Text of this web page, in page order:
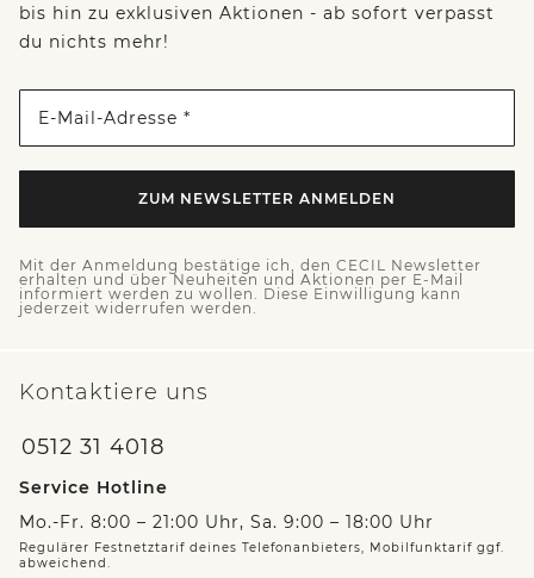
bis hin zu exklusiven Aktionen - ab sofort verpasst
du nichts mehr!
E-Mail-Adresse *
ZUM NEWSLETTER ANMELDEN
Mit der Anmeldung bestätige ich, den CECIL Newsletter
erhalten und über Neuheiten und Aktionen per E-Mail
informiert werden zu wollen. Diese Einwilligung kann
jederzeit widerrufen werden.
Kontaktiere uns
0512 31 4018
Service Hotline
Mo.-Fr. 8:00 – 21:00 Uhr, Sa. 9:00 – 18:00 Uhr
Regulärer Festnetztarif deines Telefonanbieters, Mobilfunktarif ggf.
abweichend.